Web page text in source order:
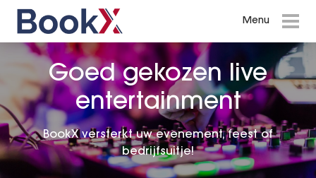
Menu
Goed gekozen live
entertainment
BookX versterkt uw evenement, feest of
bedrijfsuitje!
Menu
Events in Amsterdam
Shows en Theatervoorstellingen
Inspiratie Cases
Entertainment